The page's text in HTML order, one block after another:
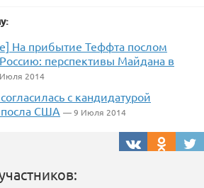
На прибытие Теффта послом
перспективы Майдана в
2014
с кандидатурой
посла США — 9 Июля 2014